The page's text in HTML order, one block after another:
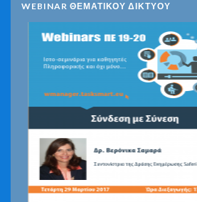
WEBINAR ΘΕΜΑΤΙΚΟΥ ΔΙΚΤΥΟΥ